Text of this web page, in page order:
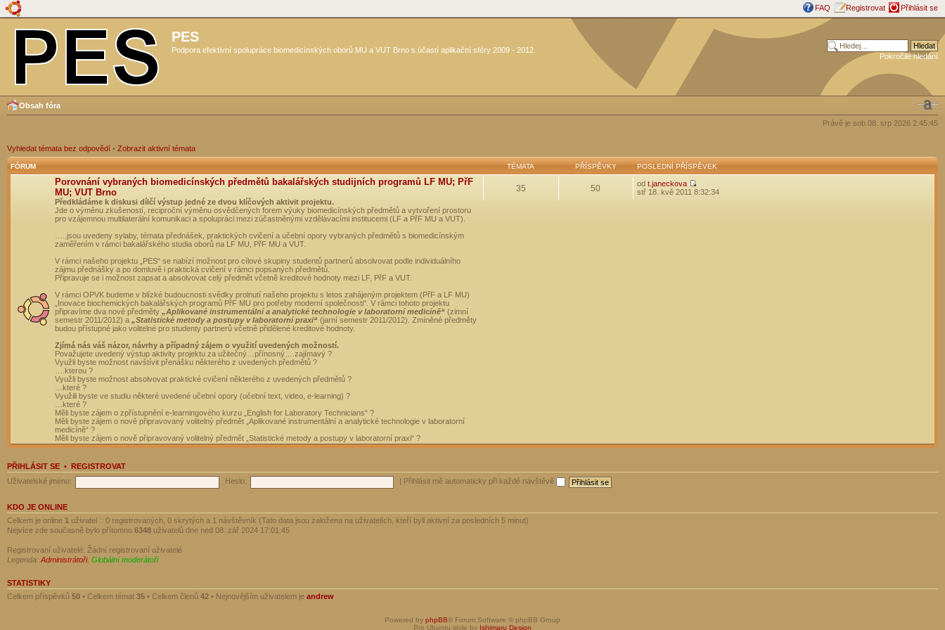
FAQ Registrovat Přihlásit se
PES
Podpora efektivní spolupráce biomedicínských oborů MU a VUT Brno s účastí aplikační sféry 2009 - 2012
Pokročilé hledání
Obsah fóra
Právě je sob 08. srp 2026 2:45:45
Vyhledat témata bez odpovědí • Zobrazit aktivní témata
FÓRUM TÉMATA PŘÍSPĚVKY POSLEDNÍ PŘÍSPĚVEK
Porovnání vybraných biomedicínských předmětů bakalářských studijních programů LF MU; PřF
MU; VUT Brno
Předkládáme k diskusi dílčí výstup jedné ze dvou klíčových aktivit projektu.
Jde o výměnu zkušeností, reciproční výměnu osvědčených forem výuky biomedicínských předmětů a vytvoření prostoru
pro vzájemnou multilaterální komunikaci a spolupráci mezi zúčastněnými vzdělávacími institucemi (LF a PřF MU a VUT).
…..jsou uvedeny sylaby, témata přednášek, praktických cvičení a učební opory vybraných předmětů s biomedicínským
zaměřením v rámci bakalářského studia oborů na LF MU, PřF MU a VUT.
V rámci našeho projektu „PES“ se nabízí možnost pro cílové skupiny studentů partnerů absolvovat podle individuálního
zájmu přednášky a po domluvě i praktická cvičení v rámci popsaných předmětů.
Připravuje se i možnost zapsat a absolvovat celý předmět včetně kreditové hodnoty mezi LF, PřF a VUT.
V rámci OPVK budeme v blízké budoucnosti svědky prolnutí našeho projektu s letos zahájeným projektem (PřF a LF MU)
„Inovace biochemických bakalářských programů PřF MU pro potřeby moderní společnosti“. V rámci tohoto projektu
připravíme dva nové předměty „Aplikované instrumentální a analytické technologie v laboratorní medicíně“ (zimní
semestr 2011/2012) a „Statistické metody a postupy v laboratorní praxi“ (jarní semestr 2011/2012). Zmíněné předměty
budou přístupné jako volitelné pro studenty partnerů včetně přidělené kreditové hodnoty.
Zjímá nás váš názor, návrhy a případný zájem o využití uvedených možností.
Považujete uvedený výstup aktivity projektu za užitečný…přínosný….zajímavý ?
Využli byste možnost navštívit přenášku některého z uvedených předmětů ?
….kterou ?
Využli byste možnost absolvovat praktické cvičení některého z uvedených předmětů ?
…které ?
Využili byste ve studiu některé uvedené učební opory (učební text, video, e-learning) ?
…které ?
Měli byste zájem o zpřístupnění e-learningového kurzu „English for Laboratory Technicians“ ?
Měli byste zájem o nově připravovaný volitelný předmět „Aplikované instrumentální a analytické technologie v laboratorní
medicíně“ ?
Měli byste zájem o nově připravovaný volitelný předmět „Statistické metody a postupy v laboratorní praxi“ ?
35 50 od t.janeckova
stř 18. kvě 2011 8:32:34
PŘIHLÁSIT SE • REGISTROVAT
Uživatelské jméno:
Heslo: Přihlásit mě automaticky při každé návštěvě
KDO JE ONLINE
Celkem je online 1 uživatel :: 0 registrovaných, 0 skrytých a 1 návštěvník (Tato data jsou založena na uživatelích, kteří byli aktivní za posledních 5 minut)
Nejvíce zde současně bylo přítomno 6348 uživatelů dne ned 08. zář 2024 17:01:45
Registrovaní uživatelé: Žádní registrovaní uživatelé
Legenda: Administrátoři, Globální moderátoři
STATISTIKY
Celkem příspěvků 50 • Celkem témat 35 • Celkem členů 42 • Nejnovějším uživatelem je andrew
Powered by phpBB® Forum Software © phpBB Group
Pro Ubuntu style by Ishimaru Design